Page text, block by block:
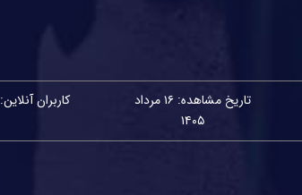
تاریخ مشاهده: ۱۶ مرداد
۱۴۰۵
کاربران آنلاین: 101